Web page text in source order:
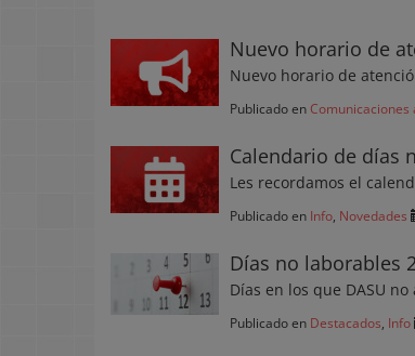
Nuevo horario de
Nuevo horario de
Publicado en Comunicaciones
Calendario de días
Les recordamos el
Publicado en Info Novedades
Días no laborables
Días en los que DASU
Publicado en Destacados Info